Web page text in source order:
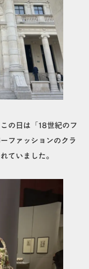
の日は「18世紀のフ
ファッションのクラ
ていました。